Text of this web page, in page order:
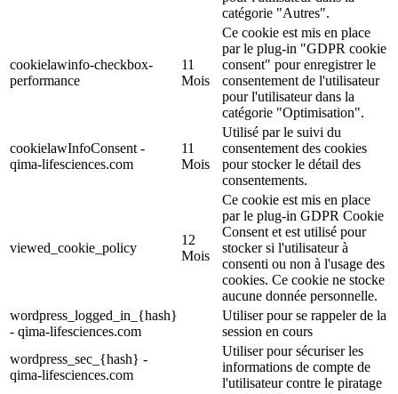
catégorie "Autres".
cookielawinfo-checkbox-
performance
11
Mois
Ce cookie est mis en place
par le plug-in "GDPR cookie
consent" pour enregistrer le
consentement de l'utilisateur
pour l'utilisateur dans la
catégorie "Optimisation".
cookielawInfoConsent -
qima-lifesciences.com
11
Mois
Utilisé par le suivi du
consentement des cookies
pour stocker le détail des
consentements.
viewed_cookie_policy
12
Mois
Ce cookie est mis en place
par le plug-in GDPR Cookie
Consent et est utilisé pour
stocker si l'utilisateur à
consenti ou non à l'usage des
cookies. Ce cookie ne stocke
aucune donnée personnelle.
wordpress_logged_in_{hash}
- qima-lifesciences.com
Utiliser pour se rappeler de la
session en cours
wordpress_sec_{hash} -
qima-lifesciences.com
Utiliser pour sécuriser les
informations de compte de
l'utilisateur contre le piratage